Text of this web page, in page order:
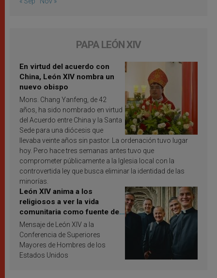
PAPA LEÓN XIV
En virtud del acuerdo con
China, León XIV nombra un
nuevo obispo
Mons. Chang Yanfeng, de 42
años, ha sido nombrado en virtud
del Acuerdo entre China y la Santa
Sede para una diócesis que
llevaba veinte años sin pastor. La ordenación tuvo lugar
hoy. Pero hace tres semanas antes tuvo que
comprometer públicamente a la Iglesia local con la
controvertida ley que busca eliminar la identidad de las
minorías.
León XIV anima a los
religiosos a ver la vida
comunitaria como fuente de
inspiración y santificación
Mensaje de León XIV a la
Conferencia de Superiores
Mayores de Hombres de los
Estados Unidos